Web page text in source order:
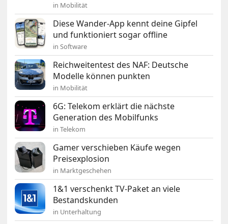
in Mobilität
Diese Wander-App kennt deine Gipfel
und funktioniert sogar offline
in Software
Reichweitentest des NAF: Deutsche
Modelle können punkten
in Mobilität
6G: Telekom erklärt die nächste
Generation des Mobilfunks
in Telekom
Gamer verschieben Käufe wegen
Preisexplosion
in Marktgeschehen
1&1 verschenkt TV-Paket an viele
Bestandskunden
in Unterhaltung